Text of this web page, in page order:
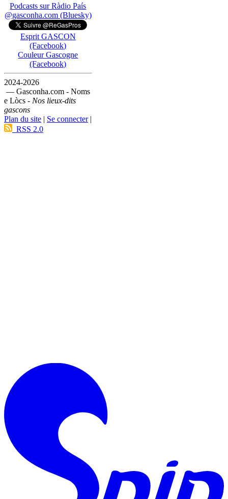
Podcasts sur Ràdio País
@gasconha.com (Bluesky)
Esprit GASCON
(Facebook)
Couleur Gascogne
(Facebook)
2024-2026
— Gasconha.com - Noms
e Lòcs - Nos lieux-dits
gascons
Plan du site | Se connecter|
RSS 2.0